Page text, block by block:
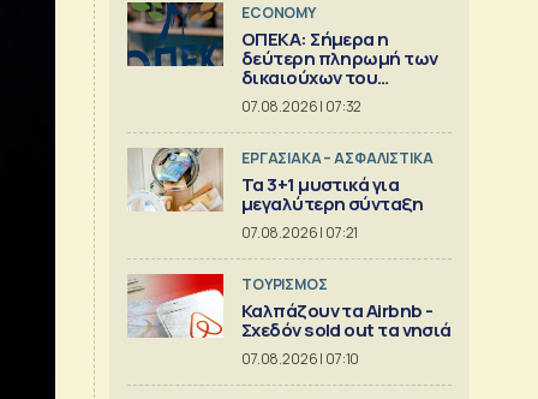
ECONOMY
ΟΠΕΚΑ: Σήμερα η
δεύτερη πληρωμή των
δικαιούχων του
Λογαριασμού Αγροτικής
Εστίας
07.08.2026 | 07:32
ΕΡΓΑΣΙΑΚΑ – ΑΣΦΑΛΙΣΤΙΚΑ
Τα 3+1 μυστικά για
μεγαλύτερη σύνταξη
07.08.2026 | 07:21
ΤΟΥΡΙΣΜΟΣ
Καλπάζουν τα Airbnb -
Σχεδόν sold out τα νησιά
07.08.2026 | 07:10